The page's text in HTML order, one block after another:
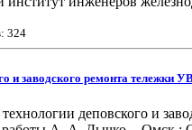
324
и заводского ремонта тележки
деповского и